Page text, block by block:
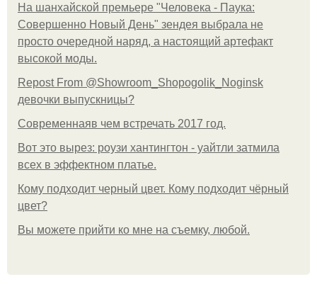
На шанхайской премьере "Человека - Паука:
Совершенно Новый День" зендея выбрала не
просто очередной наряд, а настоящий артефакт
высокой моды.
Repost From @Showroom_Shopogolik_Noginsk
девочки выпускницы?
Современнаяв чем встречать 2017 год.
Вот это вырез: роузи хантингтон - уайтли затмила
всех в эффектном платьe.
Кому подходит черный цвет. Кому подходит чёрный
цвет?
Вы можете прийти ко мне на съемку, любой.